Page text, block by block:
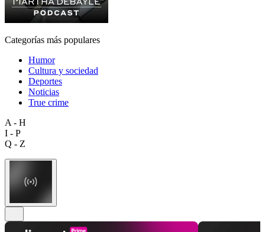
Categorías más populares
Humor
Cultura y sociedad
Deportes
Noticias
True crime
A - H
I - P
Q - Z